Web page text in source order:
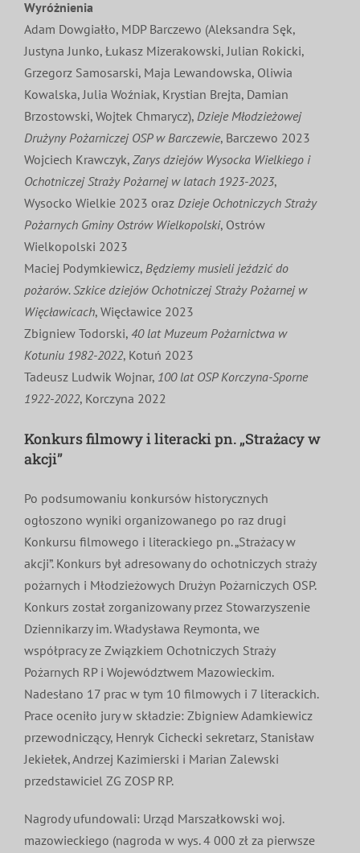
Wyróżnienia
Adam Dowgiałło, MDP Barczewo (Aleksandra Sęk,
Justyna Junko, Łukasz Mizerakowski, Julian Rokicki,
Grzegorz Samosarski, Maja Lewandowska, Oliwia
Kowalska, Julia Woźniak, Krystian Brejta, Damian
Brzostowski, Wojtek Chmarycz), Dzieje Młodzieżowej
Drużyny Pożarniczej OSP w Barczewie, Barczewo 2023
Wojciech Krawczyk, Zarys dziejów Wysocka Wielkiego i
Ochotniczej Straży Pożarnej w latach 1923-2023,
Wysocko Wielkie 2023 oraz Dzieje Ochotniczych Straży
Pożarnych Gminy Ostrów Wielkopolski, Ostrów
Wielkopolski 2023
Maciej Podymkiewicz, Będziemy musieli jeździć do
pożarów. Szkice dziejów Ochotniczej Straży Pożarnej w
Więcławicach, Więcławice 2023
Zbigniew Todorski, 40 lat Muzeum Pożarnictwa w
Kotuniu 1982-2022, Kotuń 2023
Tadeusz Ludwik Wojnar, 100 lat OSP Korczyna-Sporne
1922-2022, Korczyna 2022
Konkurs filmowy i literacki pn. „Strażacy w
akcji”
Po podsumowaniu konkursów historycznych
ogłoszono wyniki organizowanego po raz drugi
Konkursu filmowego i literackiego pn. „Strażacy w
akcji”. Konkurs był adresowany do ochotniczych straży
pożarnych i Młodzieżowych Drużyn Pożarniczych OSP.
Konkurs został zorganizowany przez Stowarzyszenie
Dziennikarzy im. Władysława Reymonta, we
współpracy ze Związkiem Ochotniczych Straży
Pożarnych RP i Województwem Mazowieckim.
Nadesłano 17 prac w tym 10 filmowych i 7 literackich.
Prace oceniło jury w składzie: Zbigniew Adamkiewicz
przewodniczący, Henryk Cichecki sekretarz, Stanisław
Jekiełek, Andrzej Kazimierski i Marian Zalewski
przedstawiciel ZG ZOSP RP.
Nagrody ufundowali: Urząd Marszałkowski woj.
mazowieckiego (nagroda w wys. 4 000 zł za pierwsze